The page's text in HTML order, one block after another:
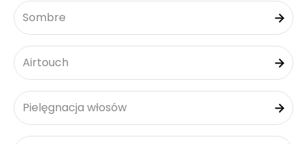
Sombre
Airtouch
Pielęgnacja włosów